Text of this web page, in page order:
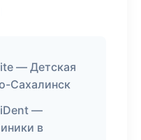
— Детская
Сахалинск
—
в